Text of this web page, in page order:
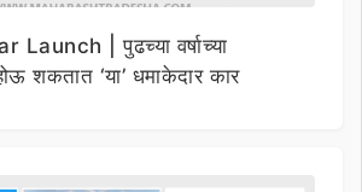
| पुढच्या वर्षाच्या
शकतात ‘या’ धमाकेदार कार